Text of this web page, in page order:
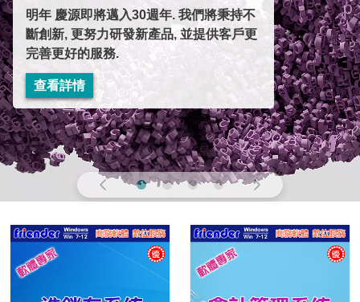
服務與支援
🌟部落專欄
會員與客戶專區
明年 慶源即將邁入30週年. 我們將秉持不
斷創新, 更努力研發新產品, 並提供客戶更
完善更好的服務.
查看詳情